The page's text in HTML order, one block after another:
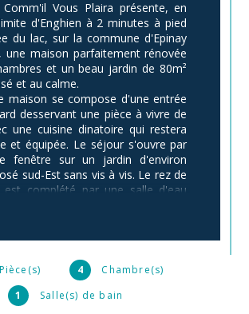
Pièce(s) 4
Chambre(s)
1
Salle(s) de bain
Comm'il Vous Plaira présente, en
d'Enghien à 2 minutes à pied
du lac, sur la commune d'Epinay
une maison parfaitement rénovée
et un beau jardin de 80m²
et au calme.
maison se compose d'une entrée
desservant une pièce à vivre de
une cuisine dinatoire qui restera
et équipée. Le séjour s'ouvre par
fenêtre sur un jardin d'environ
sud-Est sans vis à vis. Le rez de
est complété par une salle d'eau
avec toilettes et buanderie.
niveau, une grande chambre de
au sol avec un grand dressing